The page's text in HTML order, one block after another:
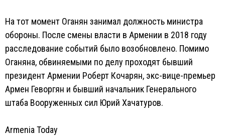
На тот момент Оганян занимал должность министра
обороны. После смены власти в Армении в 2018 году
расследование событий было возобновлено. Помимо
Оганяна, обвиняемыми по делу проходят бывший
президент Армении Роберт Кочарян, экс-вице-премьер
Армен Геворгян и бывший начальник Генерального
штаба Вооруженных сил Юрий Хачатуров.
Armenia Today